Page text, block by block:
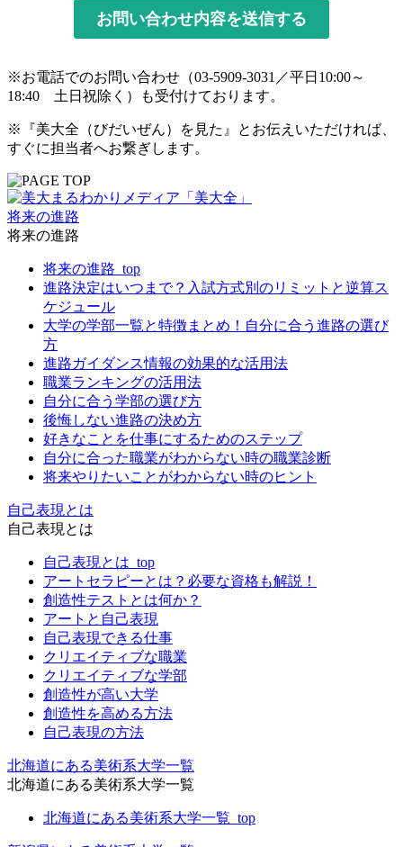
※お電話でのお問い合わせ（03-5909-3031／平日10:00～
18:40 土日祝除く）も受付けております。
※『美大全（びだいぜん）を見た』とお伝えいただければ、
すぐに担当者へお繋ぎします。
将来の進路
将来の進路
将来の進路_top
進路決定はいつまで？入試方式別のリミットと逆算ス
ケジュール
大学の学部一覧と特徴まとめ！自分に合う進路の選び
方
進路ガイダンス情報の効果的な活用法
職業ランキングの活用法
自分に合う学部の選び方
後悔しない進路の決め方
好きなことを仕事にするためのステップ
自分に合った職業がわからない時の職業診断
将来やりたいことがわからない時のヒント
自己表現とは
自己表現とは
自己表現とは_top
アートセラピーとは？必要な資格も解説！
創造性テストとは何か？
アートと自己表現
自己表現できる仕事
クリエイティブな職業
クリエイティブな学部
創造性が高い大学
創造性を高める方法
自己表現の方法
北海道にある美術系大学一覧
北海道にある美術系大学一覧
北海道にある美術系大学一覧_top